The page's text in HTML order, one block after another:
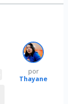
por
Thayane